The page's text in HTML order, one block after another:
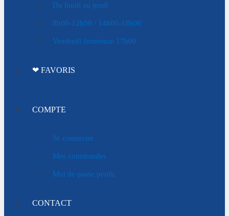
Du lundi au jeudi
8h00-12h00 / 14h00-18h00
Vendredi fermeture 17h00
❤ FAVORIS
COMPTE
Se connecter
Mes commandes
Mot de passe perdu
CONTACT